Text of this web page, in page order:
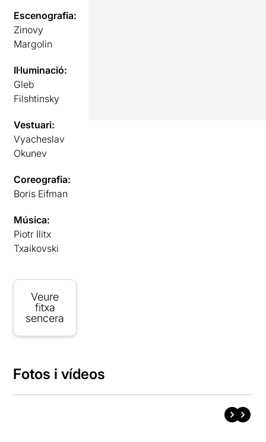
Escenografia:
Zinovy
Margolin
Il·luminació:
Gleb
Filshtinsky
Vestuari:
Vyacheslav
Okunev
Coreografia:
Boris Eifman
Música:
Piotr Ilitx
Txaikovski
Veure
fitxa
sencera
Fotos i vídeos